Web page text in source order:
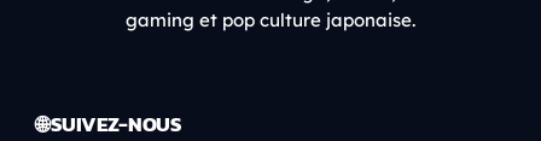
gaming et pop culture japonaise.
🌐 SUIVEZ-NOUS